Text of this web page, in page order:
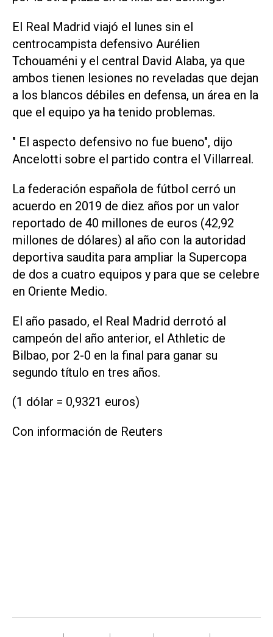
El Real Madrid viajó el lunes sin el
centrocampista defensivo Aurélien
Tchouaméni y el central David Alaba, ya que
ambos tienen lesiones no reveladas que dejan
a los blancos débiles en defensa, un área en la
que el equipo ya ha tenido problemas.
" El aspecto defensivo no fue bueno", dijo
Ancelotti sobre el partido contra el Villarreal.
La federación española de fútbol cerró un
acuerdo en 2019 de diez años por un valor
reportado de 40 millones de euros (42,92
millones de dólares) al año con la autoridad
deportiva saudita para ampliar la Supercopa
de dos a cuatro equipos y para que se celebre
en Oriente Medio.
El año pasado, el Real Madrid derrotó al
campeón del año anterior, el Athletic de
Bilbao, por 2-0 en la final para ganar su
segundo título en tres años.
(1 dólar = 0,9321 euros)
Con información de Reuters